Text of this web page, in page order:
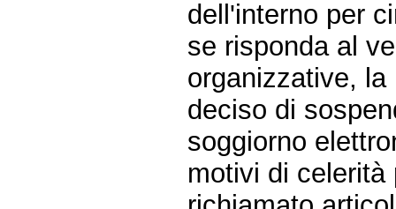
dell'interno per
se risponda al
organizzative,
deciso di
soggiorno
motivi di